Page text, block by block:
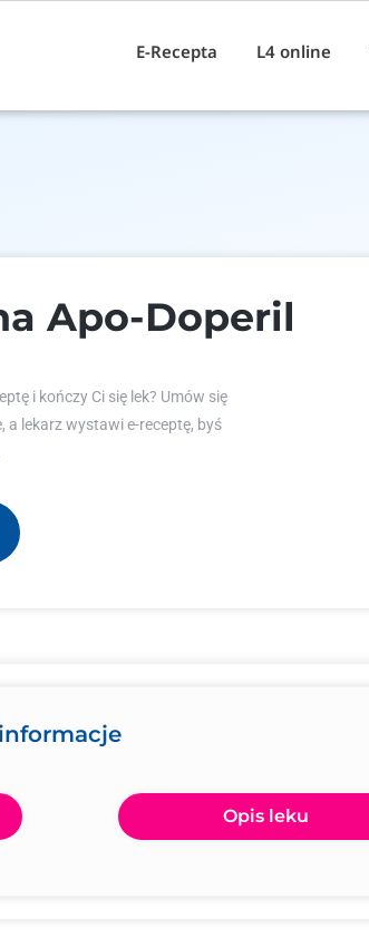
E-Recepta L4 online
Apo-Doperil
i kończy Ci się lek? Umów się
a lekarz wystawi e-receptę, byś
Opis leku